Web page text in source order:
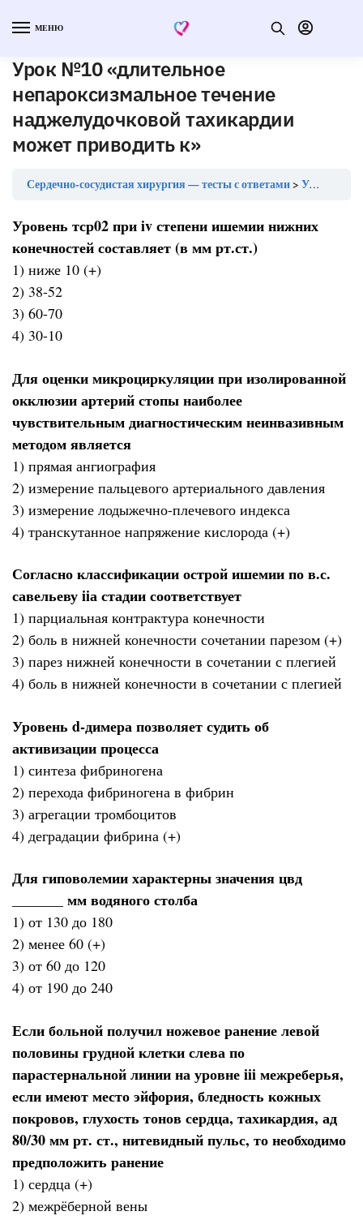
МЕНЮ
Урок №10 «длительное
непароксизмальное течение
наджелудочковой тахикардии
может приводить к»
Сердечно-сосудистая хирургия — тесты с ответами Урок №10 «длительное непароксизмальное течение наджелудочковой тахикардии может приводить к»
Уровень тср02 при iv степени ишемии нижних
конечностей составляет (в мм рт.ст.)
1) ниже 10 (+)
2) 38-52
3) 60-70
4) 30-10
Для оценки микроциркуляции при изолированной
окклюзии артерий стопы наиболее
чувствительным диагностическим неинвазивным
методом является
1) прямая ангиография
2) измерение пальцевого артериального давления
3) измерение лодыжечно-плечевого индекса
4) транскутанное напряжение кислорода (+)
Согласно классификации острой ишемии по в.с.
савельеву iiа стадии соответствует
1) парциальная контрактура конечности
2) боль в нижней конечности сочетании парезом (+)
3) парез нижней конечности в сочетании с плегией
4) боль в нижней конечности в сочетании с плегией
Уровень d-димера позволяет судить об
активизации процесса
1) синтеза фибриногена
2) перехода фибриногена в фибрин
3) агрегации тромбоцитов
4) деградации фибрина (+)
Для гиповолемии характерны значения цвд
_______ мм водяного столба
1) от 130 до 180
2) менее 60 (+)
3) от 60 до 120
4) от 190 до 240
Если больной получил ножевое ранение левой
половины грудной клетки слева по
парастернальной линии на уровне iii межреберья,
если имеют место эйфория, бледность кожных
покровов, глухость тонов сердца, тахикардия, ад
80/30 мм рт. ст., нитевидный пульс, то необходимо
предположить ранение
1) сердца (+)
2) межрёберной вены